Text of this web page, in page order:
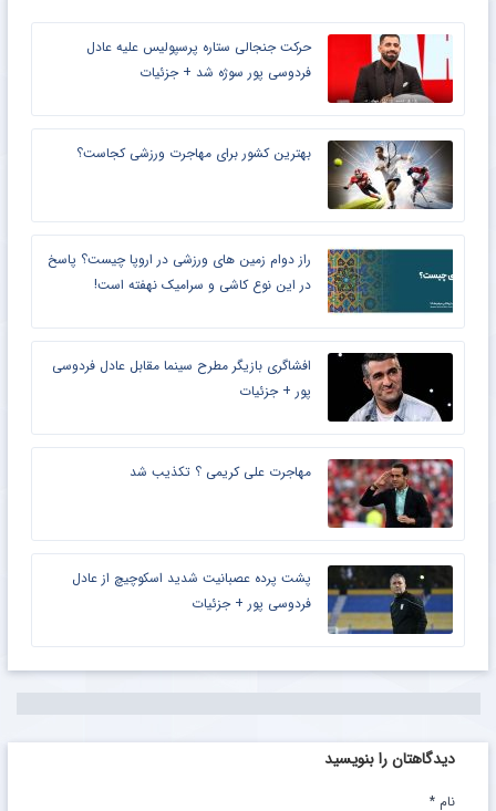
حرکت جنجالی ستاره پرسپولیس علیه عادل
فردوسی پور سوژه شد + جزئیات
بهترین کشور برای مهاجرت ورزشی کجاست؟
راز دوام زمین های ورزشی در اروپا چیست؟ پاسخ
در این نوع کاشی و سرامیک نهفته است!
افشاگری بازیگر مطرح سینما مقابل عادل فردوسی‌
پور + جزئیات
مهاجرت علی کریمی ؟ تکذیب شد
پشت پرده عصبانیت شدید اسکوچیچ از عادل
فردوسی پور + جزئیات
دیدگاهتان را بنویسید
نام *